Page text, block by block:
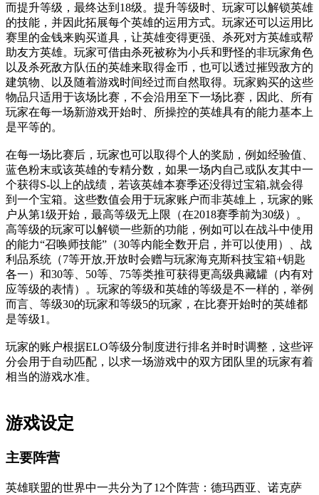
而提升等级，最终达到18级。提升等级时、玩家可以解锁英雄
的技能，并因此拓展每个英雄的运用方式。玩家还可以运用比
赛里的金钱来购买道具，让英雄变得更强、杀死对方英雄或帮
助友方英雄。玩家可借由杀死被称为小兵和野怪的非玩家角色
以及杀死敌方队伍的英雄来取得金币，也可以透过摧毁敌方的
建筑物、以及随着游戏时间经过而自然取得。玩家购买的这些
物品只适用于该场比赛，不会沿用至下一场比赛，因此、所有
玩家在每一场新游戏开始时、所操控的英雄具有的能力基本上
是平等的。
在每一场比赛后，玩家也可以取得个人的奖励，例如经验值、
蓝色粉末或该英雄的专精分数，如果一场内自己或队友其中一
个获得S-以上的战绩，若该英雄本赛季还没得过宝箱,就会得
到一个宝箱。这些数值会用于玩家账户而非英雄上，玩家的账
户从第1级开始，最高等级无上限（在2018赛季前为30级）。
高等级的玩家可以解锁一些新的功能，例如可以在战斗中使用
的能力“召唤师技能”（30等内能全数开启，并可以使用）、战
利品系统（7等开放,开放时会赠与玩家海克斯科技宝箱+钥匙
各一）和30等、50等、75等类推可获得更高级典藏罐（内有对
应等级的表情）。玩家的等级和英雄的等级是不一样的，举例
而言、等级30的玩家和等级5的玩家，在比赛开始时的英雄都
是等级1。
玩家的账户根据ELO等级分制度进行排名并时时调整，这些评
分会用于自动匹配，以求一场游戏中的双方团队里的玩家有着
相当的游戏水准。
游戏设定
主要阵营
英雄联盟的世界中一共分为了12个阵营：德玛西亚、诺克萨